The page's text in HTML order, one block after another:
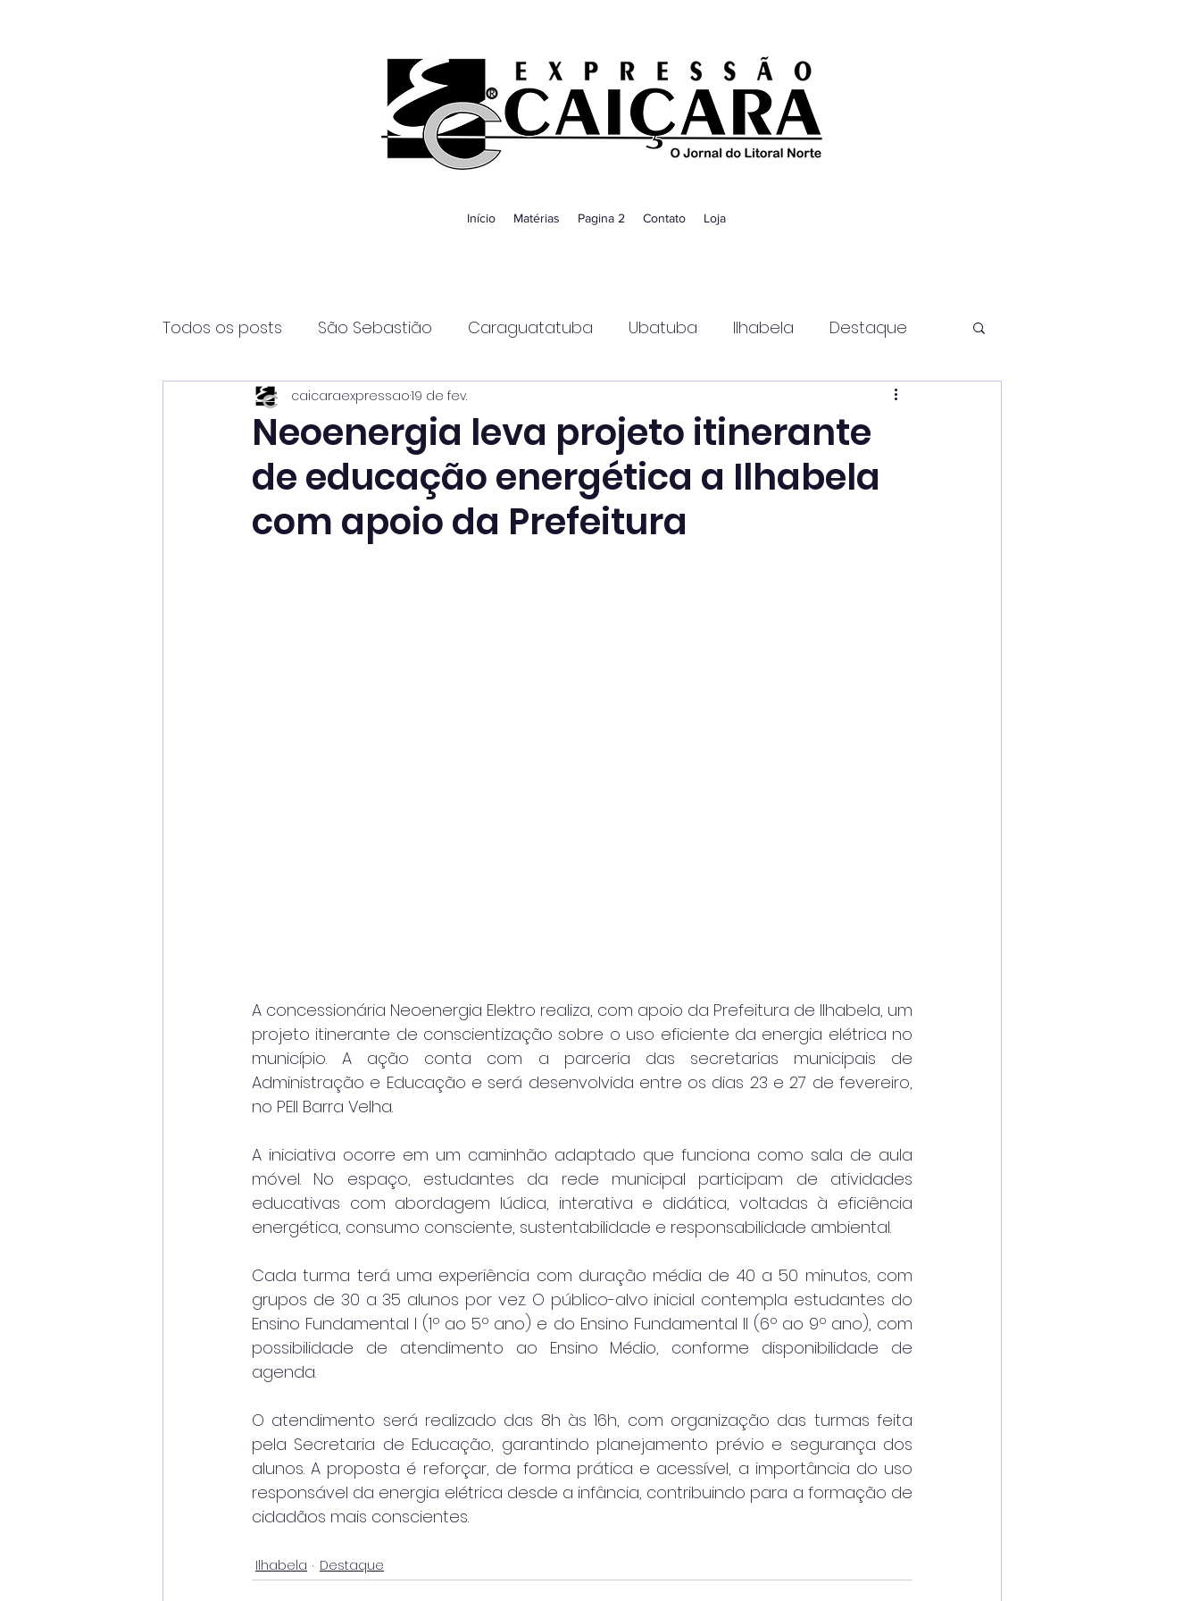
Início Matérias Pagina 2 Contato Loja
Todos os posts São Sebastião Caraguatatuba Ubatuba Ilhabela Destaque
Página2 Itanhaém Guaratinguetá
Neoenergia leva projeto itinerante
de educação energética a Ilhabela
com apoio da Prefeitura
caicaraexpressao19 de fev.
A concessionária Neoenergia Elektro realiza, com apoio da Prefeitura de Ilhabela, um
projeto itinerante de conscientização sobre o uso eficiente da energia elétrica no
município. A ação conta com a parceria das secretarias municipais de
Administração e Educação e será desenvolvida entre os dias 23 e 27 de fevereiro,
no PEII Barra Velha.
A iniciativa ocorre em um caminhão adaptado que funciona como sala de aula
móvel. No espaço, estudantes da rede municipal participam de atividades
educativas com abordagem lúdica, interativa e didática, voltadas à eficiência
energética, consumo consciente, sustentabilidade e responsabilidade ambiental.
Cada turma terá uma experiência com duração média de 40 a 50 minutos, com
grupos de 30 a 35 alunos por vez. O público-alvo inicial contempla estudantes do
Ensino Fundamental I (1º ao 5º ano) e do Ensino Fundamental II (6º ao 9º ano), com
possibilidade de atendimento ao Ensino Médio, conforme disponibilidade de
agenda.
O atendimento será realizado das 8h às 16h, com organização das turmas feita
pela Secretaria de Educação, garantindo planejamento prévio e segurança dos
alunos. A proposta é reforçar, de forma prática e acessível, a importância do uso
responsável da energia elétrica desde a infância, contribuindo para a formação de
cidadãos mais conscientes.
Ilhabela Destaque